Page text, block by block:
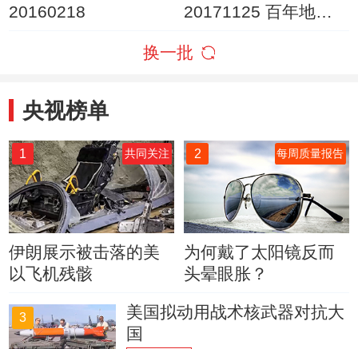
20160218
20171125 百年地理
换一批
央视榜单
1 共同关注
伊朗展示被击落的美
以飞机残骸
2 每周质量报告
为何戴了太阳镜反而
头晕眼胀？
3
美国拟动用战术核武器对抗大
国